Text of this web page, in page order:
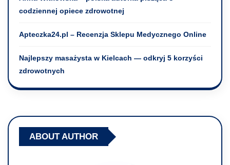
codziennej opiece zdrowotnej
Apteczka24.pl – Recenzja Sklepu Medycznego Online
Najlepszy masażysta w Kielcach — odkryj 5 korzyści
zdrowotnych
ABOUT AUTHOR